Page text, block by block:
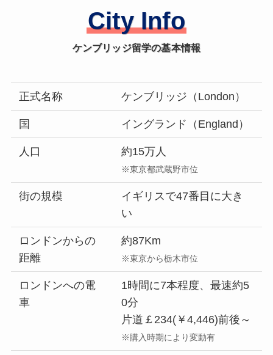
City Info
ケンブリッジ留学の基本情報
正式名称 ケンブリッジ（London）
国 イングランド（England）
人口 約15万人
※東京都武蔵野市位
街の規模
イギリスで47番目に大き
い
ロンドンからの
距離
約87Km
※東京から栃木市位
ロンドンへの電
車
1時間に7本程度、最速約5
0分
片道￡234(￥4,446)前後～
※購入時期により変動有